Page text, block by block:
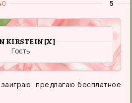
5
KIRSTEIN [X]
Гость
предлагаю бесплатное